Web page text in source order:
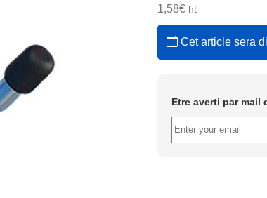
1,58€ ht
Cet article sera
Etre averti par mail